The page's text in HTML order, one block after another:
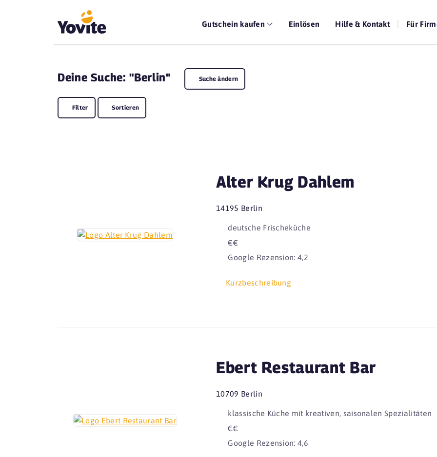
Gutschein kaufen Einlösen Hilfe & Kontakt Für
Deine Suche: "Berlin" Suche ändern
Filter Sortieren
Alter Krug Dahlem
14195 Berlin
deutsche Frischeküche
€€
Google Rezension: 4,2
Kurzbeschreibung
Ebert Restaurant Bar
10709 Berlin
klassische Küche mit kreativen, saisonalen Spezialitäten
€€
Google Rezension: 4,6